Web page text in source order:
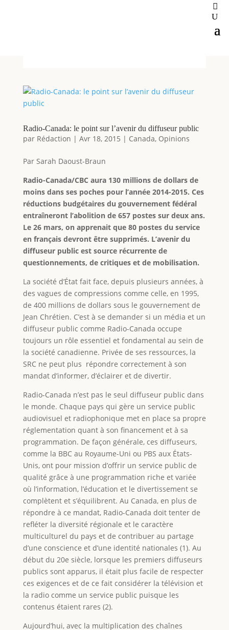
Radio-Canada: le point sur l’avenir du diffuseur public
par Rédaction | Avr 18, 2015 | Canada, Opinions
Par Sarah Daoust-Braun
Radio-Canada/CBC aura 130 millions de dollars de
moins dans ses poches pour l’année 2014-2015. Ces
réductions budgétaires du gouvernement fédéral
entraîneront l’abolition de 657 postes sur deux ans.
Le 26 mars, on apprenait que 80 postes du service
en français devront être supprimés. L’avenir du
diffuseur public est source récurrente de
questionnements, de critiques et de mobilisation.
La société d’État fait face, depuis plusieurs années, à
des vagues de compressions comme celle, en 1995,
de 400 millions de dollars sous le gouvernement de
Jean Chrétien. C’est à se demander si un média et un
diffuseur public comme Radio-Canada occupe
toujours un rôle essentiel et fondamental au sein de
la société canadienne. Privée de ses ressources, la
SRC ne peut plus répondre correctement à son
mandat d’informer, d’éclairer et de divertir.
Radio-Canada n’est pas le seul diffuseur public dans
le monde. Chaque pays qui gère un service public
audiovisuel et radiophonique met en place sa propre
réglementation quant à son financement et à sa
programmation. De façon générale, ces diffuseurs,
comme la BBC au Royaume-Uni ou PBS aux États-
Unis, ont pour mission d’offrir un service public de
qualité grâce à une programmation riche et variée
où l’information, l’éducation et le divertissement se
complètent et s’équilibrent. Au Canada, en plus de
répondre à ce mandat, Radio-Canada doit tenter de
refléter la diversité régionale et le caractère
multiculturel du pays et de contribuer au partage
d’une conscience et d’une identité nationales (1). Au
début du 20e siècle, lorsque les premiers diffuseurs
publics sont apparus, il était plus facile de respecter
ces exigences et de ce fait considérer la télévision et
la radio comme un service public puisque les
contenus étaient rares (2).
Aujourd’hui, avec la multiplication des chaînes